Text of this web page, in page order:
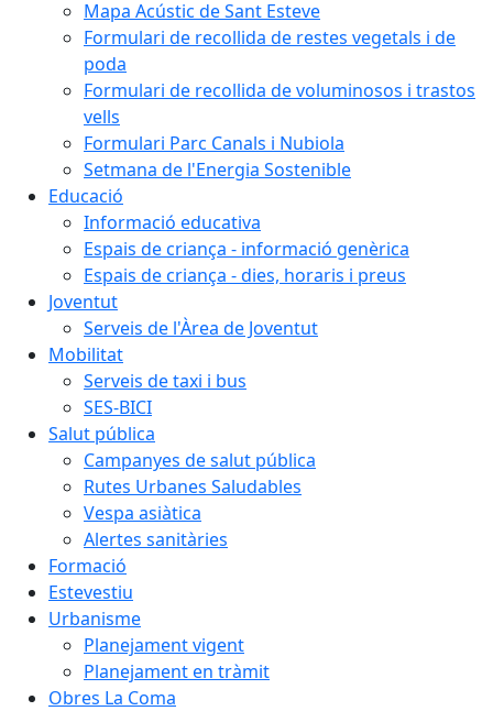
Mapa Acústic de Sant Esteve
Formulari de recollida de restes vegetals i de
poda
Formulari de recollida de voluminosos i trastos
vells
Formulari Parc Canals i Nubiola
Setmana de l'Energia Sostenible
Educació
Informació educativa
Espais de criança - informació genèrica
Espais de criança - dies, horaris i preus
Joventut
Serveis de l'Àrea de Joventut
Mobilitat
Serveis de taxi i bus
SES-BICI
Salut pública
Campanyes de salut pública
Rutes Urbanes Saludables
Vespa asiàtica
Alertes sanitàries
Formació
Estevestiu
Urbanisme
Planejament vigent
Planejament en tràmit
Obres La Coma